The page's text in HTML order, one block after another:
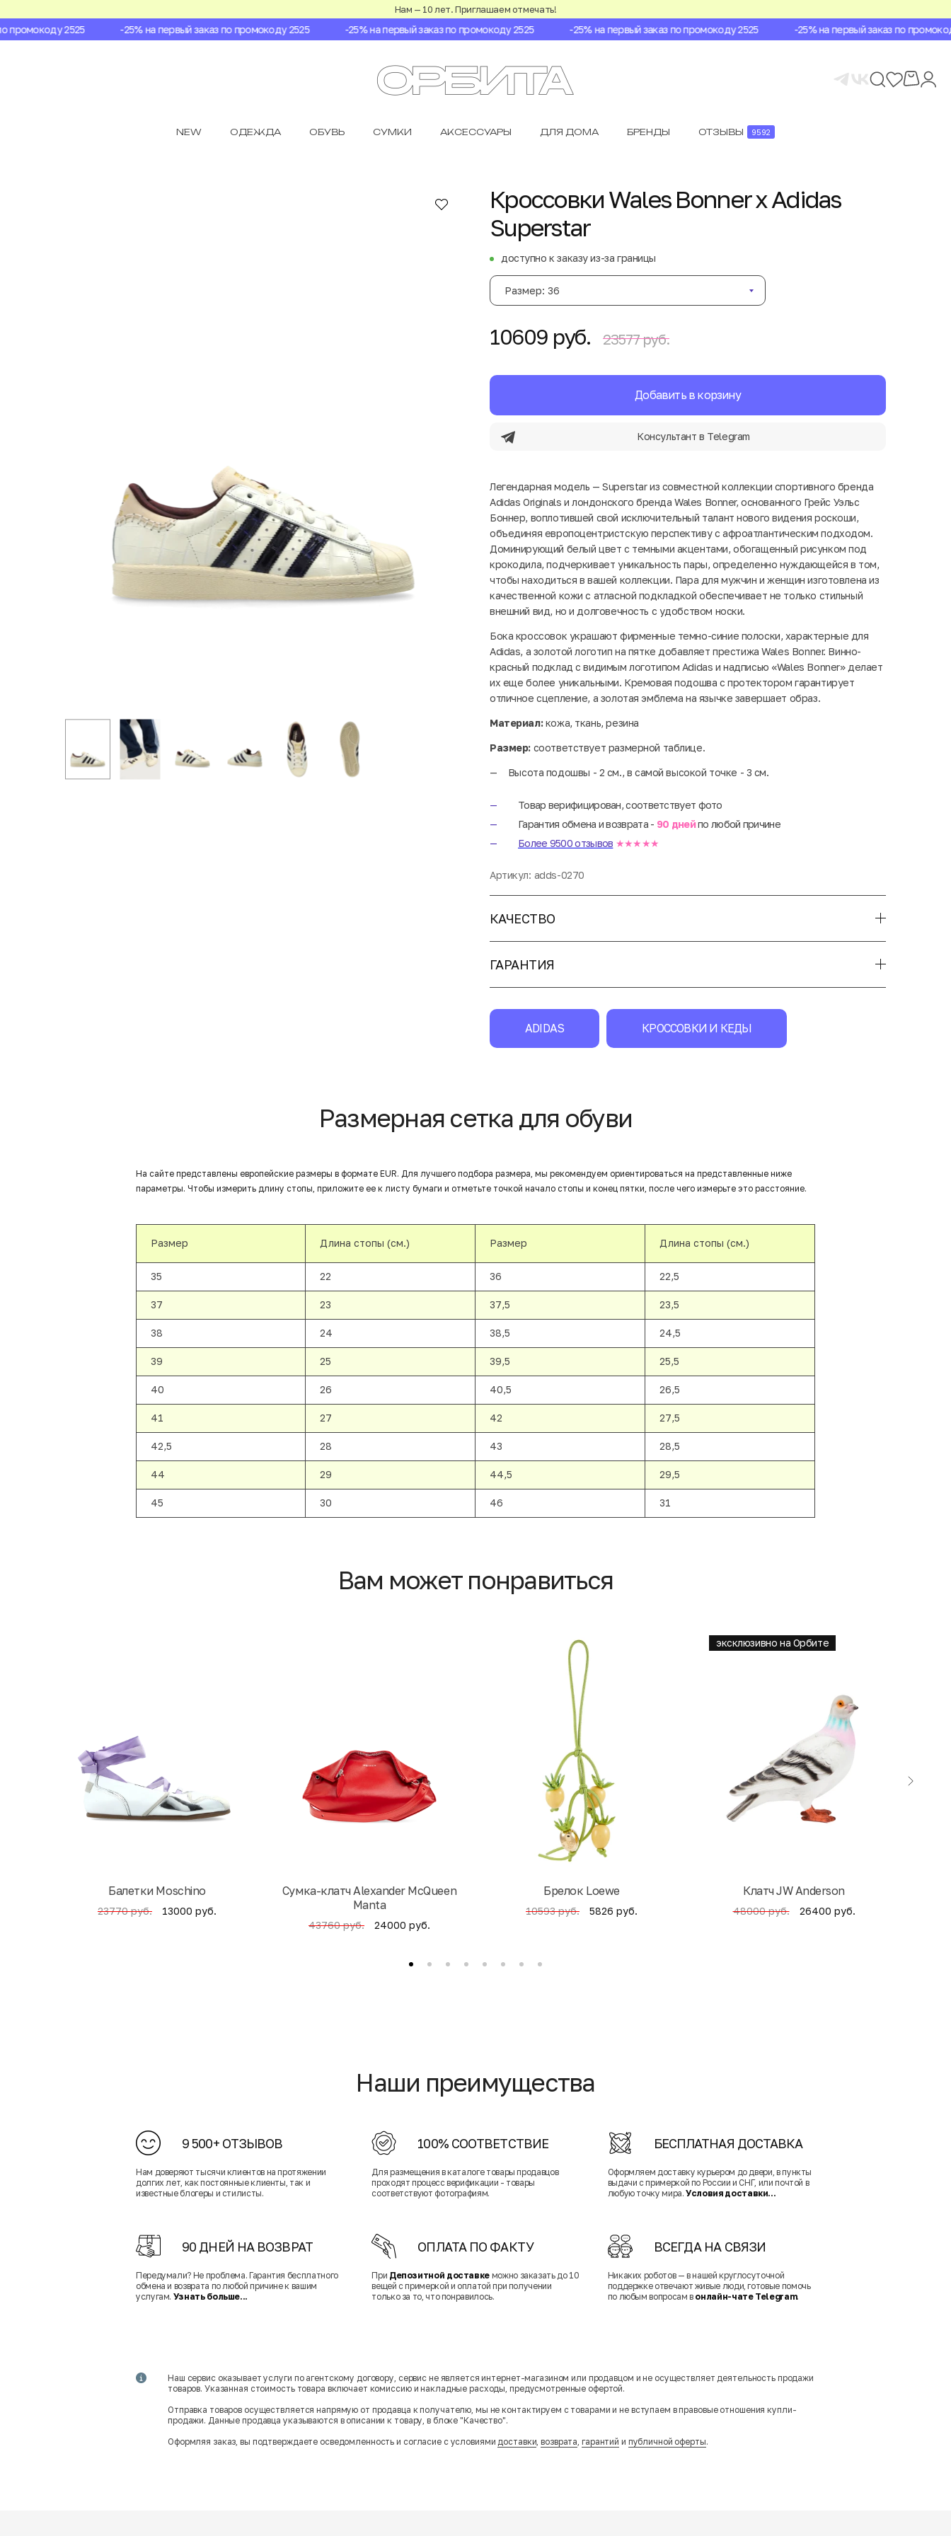
Нам — 10 лет. Приглашаем отмечать!
2525 -25% на первый заказ по промокоду 2525 -25% на первый заказ по промокоду 2525 -25% на первый заказ по промокоду 2525 -25% на первый заказ по промокоду
NEW ОДЕЖДА ОБУВЬ СУМКИ АКСЕССУАРЫ ДЛЯ ДОМА БРЕНДЫ ОТЗЫВЫ 9592
Кроссовки Wales Bonner x Adidas
Superstar
доступно к заказу из-за границы
Размер: 36
10609 руб. 23577 руб.
Добавить в корзину
Консультант в Telegram
Легендарная модель — Superstar из совместной коллекции спортивного бренда
Adidas Originals и лондонского бренда Wales Bonner, основанного Грейс Уэльс
Боннер, воплотившей свой исключительный талант нового видения роскоши,
объединяя европоцентристскую перспективу с афроатлантическим подходом.
Доминирующий белый цвет с темными акцентами, обогащенный рисунком под
крокодила, подчеркивает уникальность пары, определенно нуждающейся в том,
чтобы находиться в вашей коллекции. Пара для мужчин и женщин изготовлена из
качественной кожи с атласной подкладкой обеспечивает не только стильный
внешний вид, но и долговечность с удобством носки.
Бока кроссовок украшают фирменные темно-синие полоски, характерные для
Adidas, а золотой логотип на пятке добавляет престижа Wales Bonner. Винно-
красный подклад с видимым логотипом Adidas и надписью «Wales Bonner» делает
их еще более уникальными. Кремовая подошва с протектором гарантирует
отличное сцепление, а золотая эмблема на язычке завершает образ.
Материал:кожа, ткань, резина
Размер: соответствует размерной таблице.
Высота подошвы - 2 см., в самой высокой точке - 3 см.
Товар верифицирован, соответствует фото
Гарантия обмена и возврата - 90 днейпо любой причине
Более 9500 отзывов ★★★★★
Артикул: adds-0270
КАЧЕСТВО
ГАРАНТИЯ
ADIDAS КРОССОВКИ И КЕДЫ
Размерная сетка для обуви
На сайте представлены европейские размеры в формате EUR. Для лучшего подбора размера, мы рекомендуем ориентироваться на представленные ниже
параметры. Чтобы измерить длину стопы, приложите ее к листу бумаги и отметьте точкой начало стопы и конец пятки, после чего измерьте это расстояние.
Размер Длина стопы (см.) Размер Длина стопы (см.)
35 22 36 22,5
37 23 37,5 23,5
38 24 38,5 24,5
39 25 39,5 25,5
40 26 40,5 26,5
41 27 42 27,5
42,5 28 43 28,5
44 29 44,5 29,5
45 30 46 31
Вам может понравиться
Балетки Moschino
23770 руб. 13000 руб.
Cумка-клатч Alexander McQueen
Manta
43760 руб. 24000 руб.
Брелок Loewe
10593 руб. 5826 руб.
эксклюзивно на Орбите
Клатч JW Anderson
48000 руб. 26400 руб.
Наши преимущества
9 500+ ОТЗЫВОВ
Нам доверяют тысячи клиентов на протяжении
долгих лет, как постоянные клиенты, так и
известные блогеры и стилисты.
100% СООТВЕТСТВИЕ
Для размещения в каталоге товары продавцов
проходят процесс верификации - товары
соответствуют фотографиям.
БЕСПЛАТНАЯ ДОСТАВКА
Оформляем доставку курьером до двери, в пункты
выдачи с примеркой по России и СНГ, или почтой в
любую точку мира.Условия доставки...
90 ДНЕЙ НА ВОЗВРАТ
Передумали? Не проблема. Гарантия бесплатного
обмена и возврата по любой причине к вашим
услугам. Узнать больше...
ОПЛАТА ПО ФАКТУ
При Депозитной доставке можно заказать до 10
вещей с примеркой и оплатой при получении
только за то, что понравилось.
ВСЕГДА НА СВЯЗИ
Никаких роботов — в нашей круглосуточной
поддержке отвечают живые люди, готовые помочь
по любым вопросам в онлайн-чате Telegram.
Наш сервис оказывает услуги по агентскому договору, сервис не является интернет-магазином или продавцом и не осуществляет деятельность продажи
товаров. Указанная стоимость товара включает комиссию и накладные расходы, предусмотренные офертой.
Отправка товаров осуществляется напрямую от продавца к получателю, мы не контактируем с товарами и не вступаем в правовые отношения купли-
продажи. Данные продавца указываются в описании к товару, в блоке "Качество".
Оформляя заказ, вы подтверждаете осведомленность и согласие с условиямидоставки,возврата, гарантий и публичной оферты.